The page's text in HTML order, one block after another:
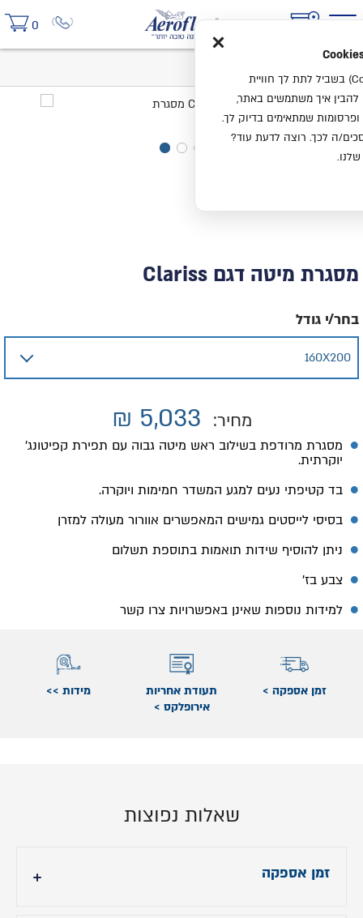
0
מסגרת מיטה דגם Clariss
מסגרת מרודפת בשילוב ראש מיטה גבוה עם תפירת קפיטונג'
יוקרתית.
בד קטיפתי נעים למגע המשדר חמימות ויוקרה.
בסיסי לייסטים גמישים המאפשרים אוורור מעולה למזרן
ניתן להוסיף שידות תואמות בתוספת תשלום
צבע בז'
למידות נוספות שאינן באפשרויות צרו קשר
בחר/י גודל
מחיר: 5,033
₪
זמן אספקה >
תעודת אחריות
אירופלקס >
מידות >>
שאלות נפוצות
זמן אספקה
×
אנחנו משתמשים בעוגיות (Cookies) בשביל לתת לך חוויית
להבין איך משתמשים באתר,
שמתאימים בדיוק לך.
ה לכך. רוצה לדעת עוד?